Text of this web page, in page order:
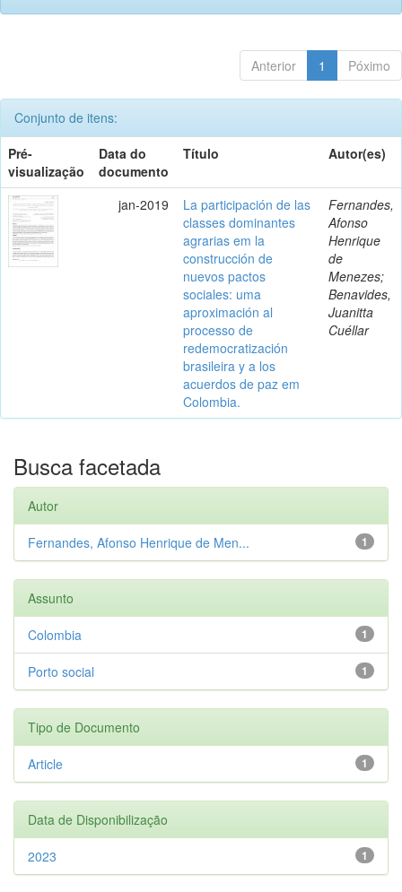
Anterior 1 Póximo
Conjunto de itens:
Pré-
visualização
Data do
documento
Título Autor(es)
jan-2019
La participación de las
classes dominantes
agrarias em la
construcción de
nuevos pactos
sociales: uma
aproximación al
processo de
redemocratización
brasileira y a los
acuerdos de paz em
Colombia.
Fernandes,
Afonso
Henrique
de
Menezes;
Benavides,
Juanitta
Cuéllar
Busca facetada
Autor
1
Fernandes, Afonso Henrique de Men...
Assunto
1
Colombia
1
Porto social
Tipo de Documento
1
Article
Data de Disponibilização
1
2023